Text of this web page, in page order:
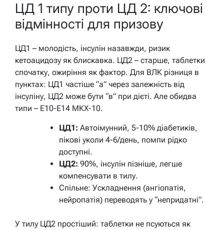
ЦД 1 типу проти ЦД 2: ключові
відмінності для призову
ЦД1 – молодість, інсулін назавжди, ризик
кетоацидозу як блискавка. ЦД2 – старше, таблетки
спочатку, ожиріння як фактор. Для ВЛК різниця в
пунктах: ЦД1 частіше “а” через залежність від
інсуліну, ЦД2 може бути “в” при дієті. Але обидва
типи – Е10-Е14 МКХ-10.
ЦД1: Автоімунний, 5-10% діабетиків,
пікові уколи 4-6/день, помпи рідко
доступні.
ЦД2: 90%, інсулін пізніше, легше
компенсувати в тилу.
Спільне: Ускладнення (ангіопатія,
нейропатія) переводять у “непридатні”.
У тилу ЦД2 простіший: таблетки не псуються як